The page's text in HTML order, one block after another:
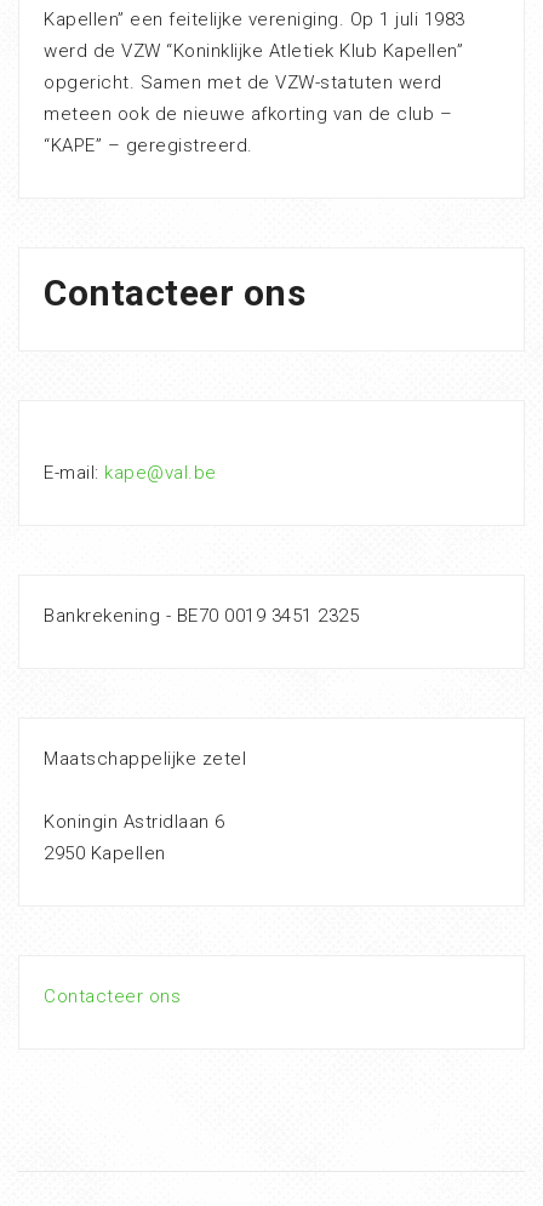
Kapellen” een feitelijke vereniging. Op 1 juli 1983
werd de VZW “Koninklijke Atletiek Klub Kapellen”
opgericht. Samen met de VZW-statuten werd
meteen ook de nieuwe afkorting van de club –
“KAPE” – geregistreerd.
Contacteer ons
E-mail: kape@val.be
Bankrekening - BE70 0019 3451 2325
Maatschappelijke zetel
Koningin Astridlaan 6
2950 Kapellen
Contacteer ons